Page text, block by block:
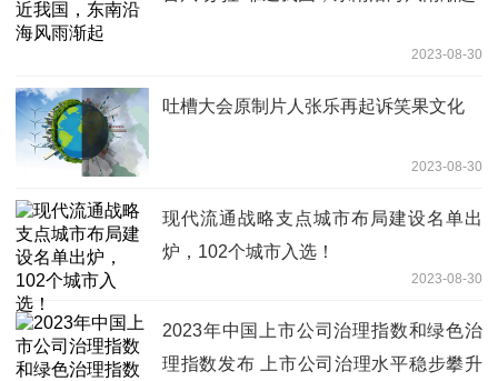
2023-08-30
吐槽大会原制片人张乐再起诉笑果文化
2023-08-30
现代流通战略支点城市布局建设名单出
炉，102个城市入选！
2023-08-30
2023年中国上市公司治理指数和绿色治
理指数发布 上市公司治理水平稳步攀升